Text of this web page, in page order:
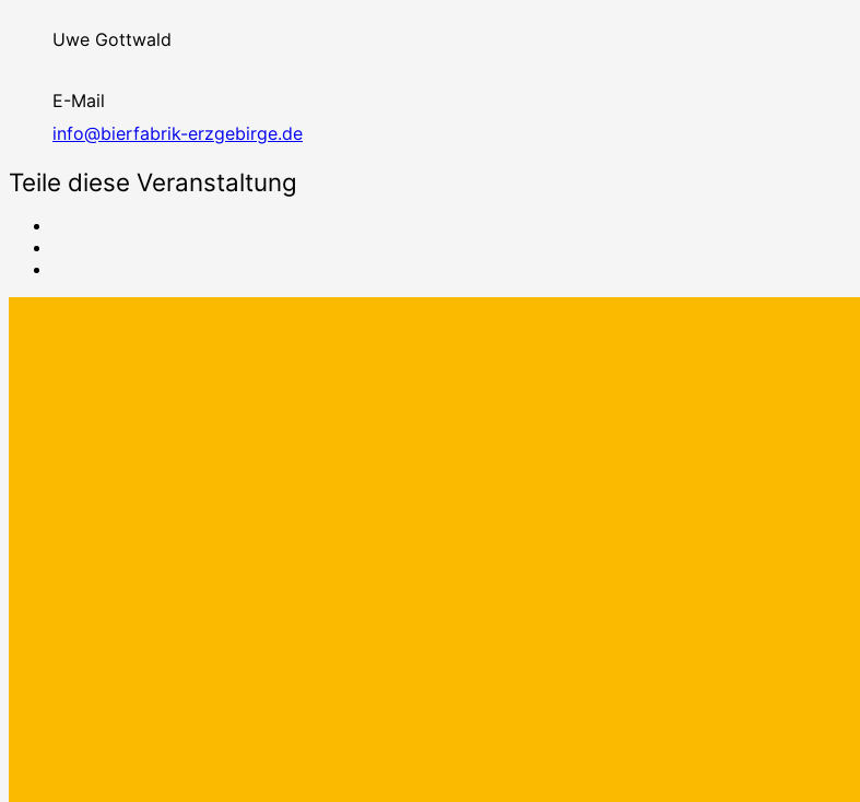
Uwe Gottwald
E-Mail
info@bierfabrik-erzgebirge.de
Teile diese Veranstaltung